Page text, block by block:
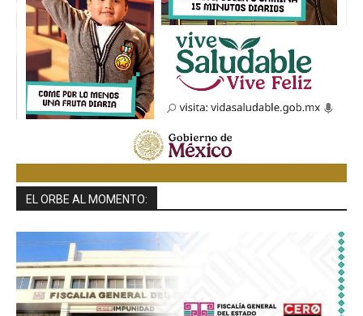
EL ORBE AL MOMENTO: